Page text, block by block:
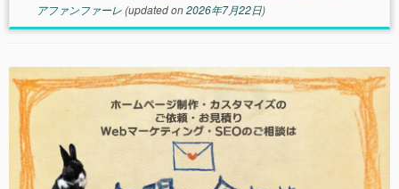
アファンファーレ(updated on2026年7月22日)